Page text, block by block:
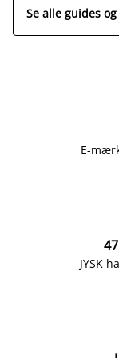
Se alle guides
E-
JYSK